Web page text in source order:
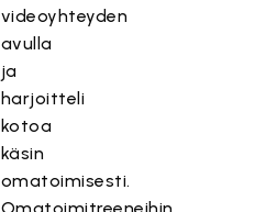
videoyhteyden
avulla
ja
harjoitteli
kotoa
käsin
omatoimisesti.